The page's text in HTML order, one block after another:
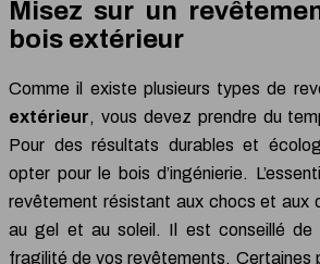
Misez sur un
bois extérieur
Comme il existe plusieurs types de
extérieur, vous devez prendre du
Pour des résultats durables et
opter pour le bois d’ingénierie.
revêtement résistant aux chocs et aux
au gel et au soleil. Il est conseillé de
fragilité de vos revêtements. Certaines